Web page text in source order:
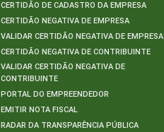
CERTIDÃO DE CADASTRO DA EMPRESA
CERTIDÃO NEGATIVA DE EMPRESA
VALIDAR CERTIDÃO NEGATIVA DE EMPRESA
CERTIDÃO NEGATIVA DE CONTRIBUINTE
VALIDAR CERTIDÃO NEGATIVA DE
CONTRIBUINTE
PORTAL DO EMPREENDEDOR
EMITIR NOTA FISCAL
RADAR DA TRANSPARÊNCIA PÚBLICA